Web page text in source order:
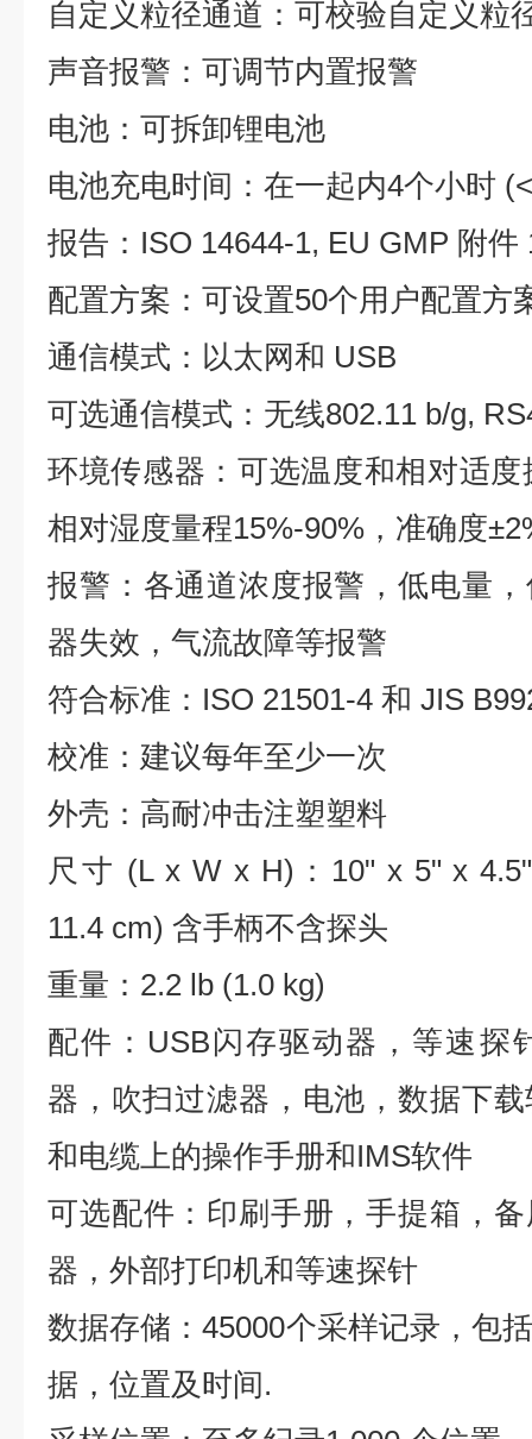
自定义粒径通道：可校验自定义粒
声音报警：可调节内置报警
电池：可拆卸锂电池
电池充电时间：在一起内4个小时
报告：ISO 14644-1, EU GMP 附件
配置方案：可设置50个用户配置方
通信模式：以太网和 USB
可选通信模式：无线802.11 b/g,
环境传感器：可选温度和相对适
相对湿度量程15%-90%，准确度
报警：各通道浓度报警，低电量
器失效，气流故障等报警
符合标准：ISO 21501-4 和 JIS
校准：建议每年至少一次
外壳：高耐冲击注塑塑料
尺寸 (L x W x H)：10" x 5" x
11.4 cm) 含手柄不含探头
重量：2.2 lb (1.0 kg)
配件：USB闪存驱动器，等速探
器，吹扫过滤器，电池，数据下
和电缆上的操作手册和IMS软件
可选配件：印刷手册，手提箱，
器，外部打印机和等速探针
数据存储：45000个采样记录，包
据，位置及时间.